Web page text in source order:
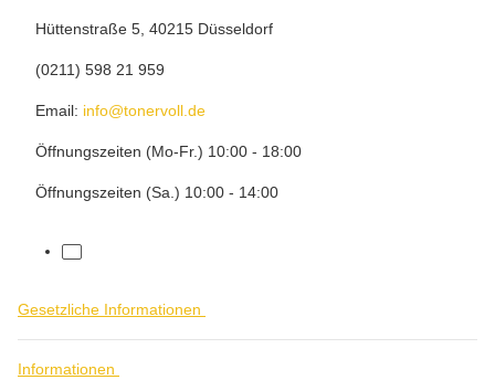
Hüttenstraße 5, 40215 Düsseldorf
(0211) 598 21 959
Email: info@tonervoll.de
Öffnungszeiten (Mo-Fr.) 10:00 - 18:00
Öffnungszeiten (Sa.) 10:00 - 14:00
facebook
Gesetzliche Informationen
Informationen